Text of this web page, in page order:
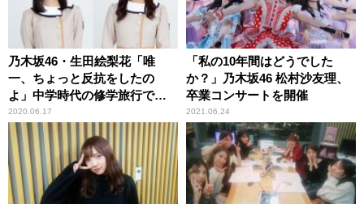
乃木坂46・生田絵梨花「唯
一、ちょっと反抗をしたの
よ」中学時代の修学旅行で
の“サボり”を告白
2020.06.17
「私の10年間はどうでした
か？」乃木坂46 松村沙友理、
卒業コンサートを開催
2021.06.24